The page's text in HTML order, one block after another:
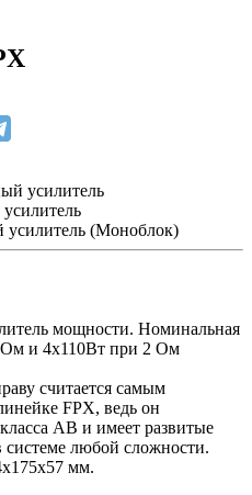
усилитель
усилитель (Моноблок)
мощности. Номинальная
и 4x110Вт при 2 Ом
считается самым
FPX, ведь он
АВ и имеет развитые
системе любой сложности.
мм.